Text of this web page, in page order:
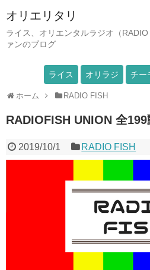
オリエリタリ
ライス、オリエンタルラジオ（
ァンのブログ
ライス オリラジ チー
ホーム RADIO FISH
RADIOFISH UNION 全199
2019/10/1 RADIO FISH